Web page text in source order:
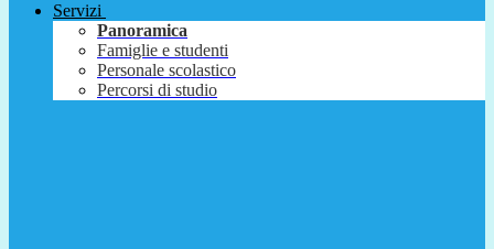
Servizi
Panoramica
Famiglie e studenti
Personale scolastico
Percorsi di studio